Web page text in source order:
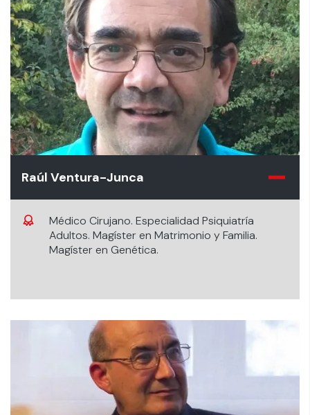
Raúl Ventura-Junca
Médico Cirujano. Especialidad Psiquiatría
Adultos. Magíster en Matrimonio y Familia.
Magíster en Genética.